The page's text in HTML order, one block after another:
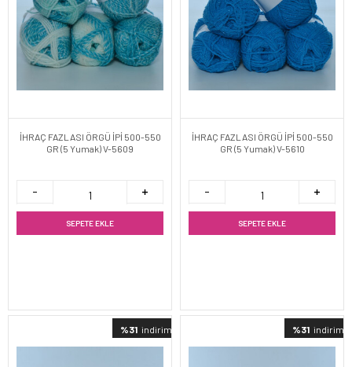
İHRAÇ FAZLASI ÖRGÜ İPİ 500-550
GR (5 Yumak) V-5609
SEPETE EKLE
İHRAÇ FAZLASI ÖRGÜ İPİ 500-550
GR (5 Yumak) V-5610
SEPETE EKLE
%31 indirimli %31 indirimli